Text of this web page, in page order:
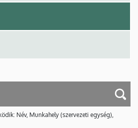
Név, Munkahely (szervezeti egység),